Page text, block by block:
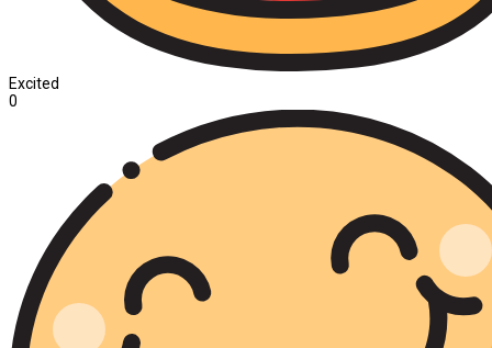
Excited
0